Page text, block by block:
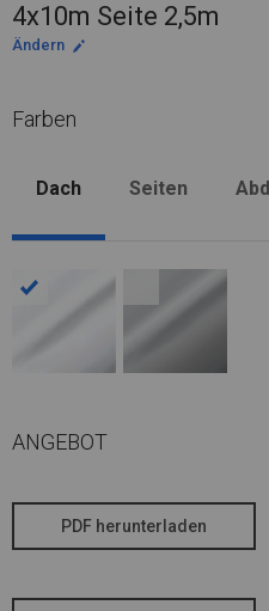
4x10m Seite 2,5m
Ändern
Farben
Dach Seiten
ANGEBOT
PDF herunterladen